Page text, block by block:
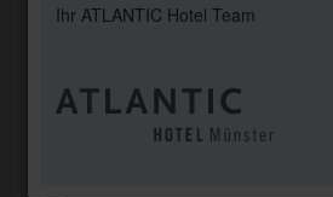
Ihr ATLANTIC Hotel Team
in nur einem Jahr zu einem beliebten
Münsteraner Gesellschaft
Hotel auch für sein modernes Design